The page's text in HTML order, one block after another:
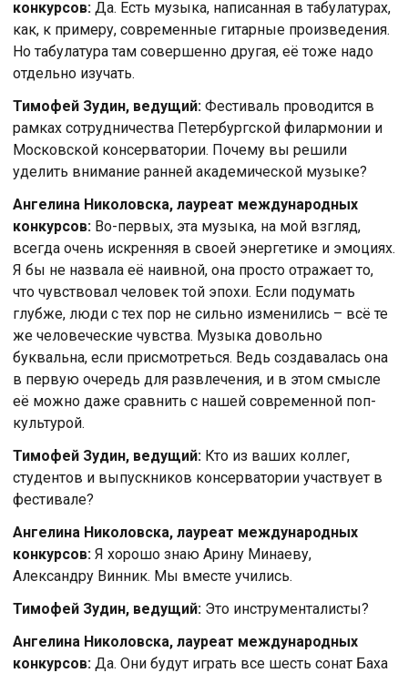
конкурсов: Да. Есть музыка, написанная в табулатурах,
как, к примеру, современные гитарные произведения.
Но табулатура там совершенно другая, её тоже надо
отдельно изучать.
Тимофей Зудин, ведущий: Фестиваль проводится в
рамках сотрудничества Петербургской филармонии и
Московской консерватории. Почему вы решили
уделить внимание ранней академической музыке?
Ангелина Николовска, лауреат международных
конкурсов: Во-первых, эта музыка, на мой взгляд,
всегда очень искренняя в своей энергетике и эмоциях.
Я бы не назвала её наивной, она просто отражает то,
что чувствовал человек той эпохи. Если подумать
глубже, люди с тех пор не сильно изменились – всё те
же человеческие чувства. Музыка довольно
буквальна, если присмотреться. Ведь создавалась она
в первую очередь для развлечения, и в этом смысле
её можно даже сравнить с нашей современной поп-
культурой.
Тимофей Зудин, ведущий: Кто из ваших коллег,
студентов и выпускников консерватории участвует в
фестивале?
Ангелина Николовска, лауреат международных
конкурсов: Я хорошо знаю Арину Минаеву,
Александру Винник. Мы вместе учились.
Тимофей Зудин, ведущий: Это инструменталисты?
Ангелина Николовска, лауреат международных
конкурсов: Да. Они будут играть все шесть сонат Баха